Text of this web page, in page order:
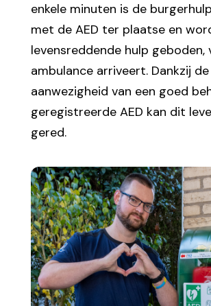
enkele minuten is de
met de AED ter plaatse en
levensreddende hulp
ambulance arriveert. Dankzij de
aanwezigheid van een goed
geregistreerde AED kan dit
gered.